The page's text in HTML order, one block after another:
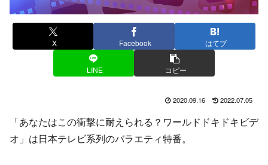
X Facebook はてブ
LINE コピー
2020.09.16 2022.07.05
「あなたはこの衝撃に耐えられる？ワールドドキドキビデ
オ」は日本テレビ系列のバラエティ特番。